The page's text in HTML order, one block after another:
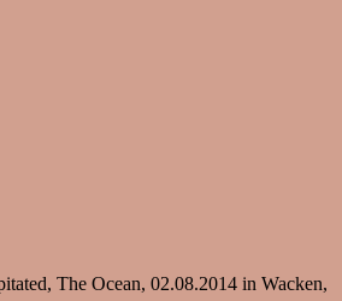
The Ocean, 02.08.2014 in Wacken,